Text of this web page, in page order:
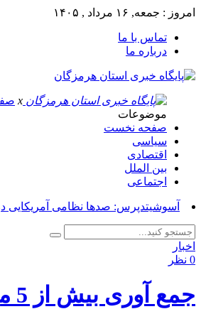
امروز : جمعه, ۱۶ مرداد , ۱۴۰۵
تماس با ما
درباره ما
x
موضوعات
صفحه نخست
سیاسی
اقتصادی
بین الملل
اجتماعی
آسوشیتدپرس: صدها نظامی آمریکایی
اخبار
0 نظر